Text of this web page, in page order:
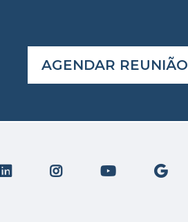
AGENDAR REUNIÃO